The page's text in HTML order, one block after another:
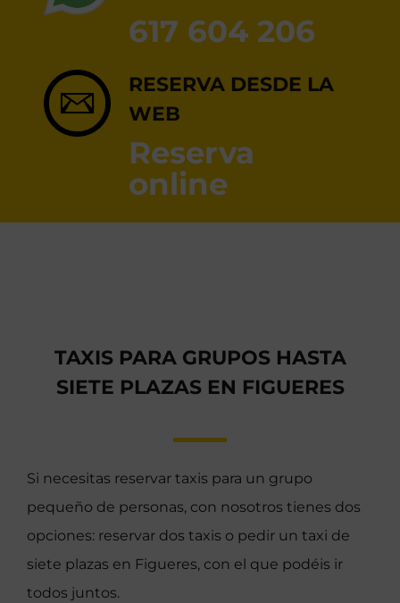
617 604 206
RESERVA DESDE LA
WEB
Reserva
online
TAXIS PARA GRUPOS HASTA
SIETE PLAZAS EN FIGUERES
Si necesitas reservar taxis para un grupo
pequeño de personas, con nosotros tienes dos
opciones: reservar dos taxis o pedir un taxi de
siete plazas en Figueres, con el que podéis ir
todos juntos.